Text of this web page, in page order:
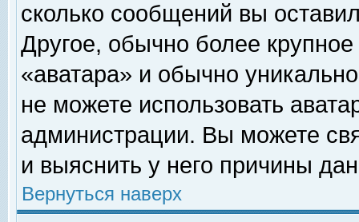
сколько сообщений вы
Другое, обычно более
«аватара» и обычно
не можете использовать
администрации. Вы можете
и выяснить у него причины
Вернуться наверх